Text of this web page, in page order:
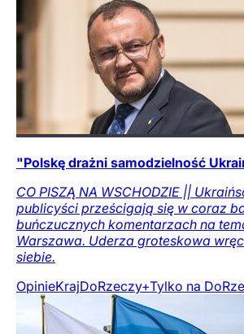
"Polskę drażni samodzielność
CO PISZĄ NA WSCHODZIE ||
publicyści prześcigają się w coraz
buńczucznych komentarzach na
Warszawa. Uderza groteskowa
siebie.
OpinieKrajDoRzeczy+Tylko na